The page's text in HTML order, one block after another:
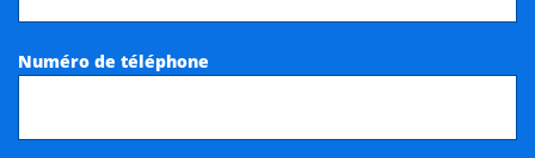
Numéro de téléphone